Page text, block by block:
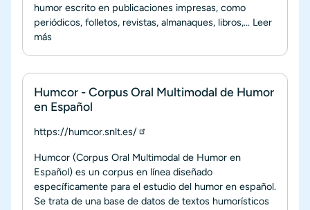
humor escrito en publicaciones impresas, como
periódicos, folletos, revistas, almanaques, libros,... Leer
más
Humcor - Corpus Oral Multimodal de Humor
en Español
https://humcor.snlt.es/
Humcor (Corpus Oral Multimodal de Humor en
Español) es un corpus en línea diseñado
específicamente para el estudio del humor en español.
Se trata de una base de datos de textos humorísticos